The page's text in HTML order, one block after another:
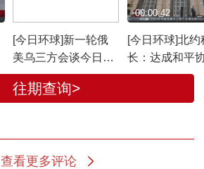
[今日环球]新一轮俄
美乌三方会谈今日开
始
[今日环球]北约
长：达成和平
北约军事支援
00:00:42
往期查询>
查看更多评论